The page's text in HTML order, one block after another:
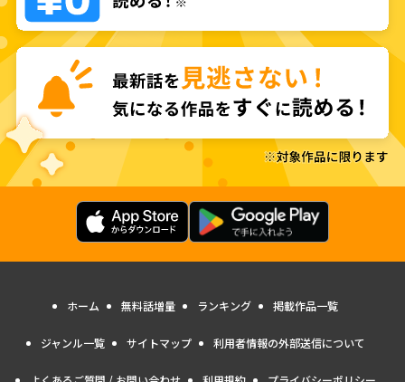
ホーム 無料話増量 ランキング 掲載作品一覧
ジャンル一覧 サイトマップ 利用者情報の外部送信について